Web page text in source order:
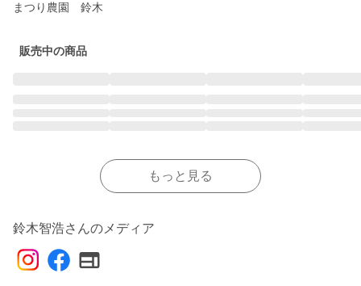
まつり農園　鈴木
販売中の商品
もっと見る
鈴木智浩さんのメディア